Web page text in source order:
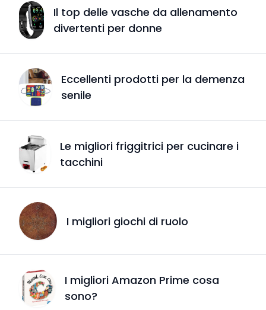
Il top delle vasche da allenamento
divertenti per donne
Eccellenti prodotti per la demenza
senile
Le migliori friggitrici per cucinare i
tacchini
I migliori giochi di ruolo
I migliori Amazon Prime cosa
sono?